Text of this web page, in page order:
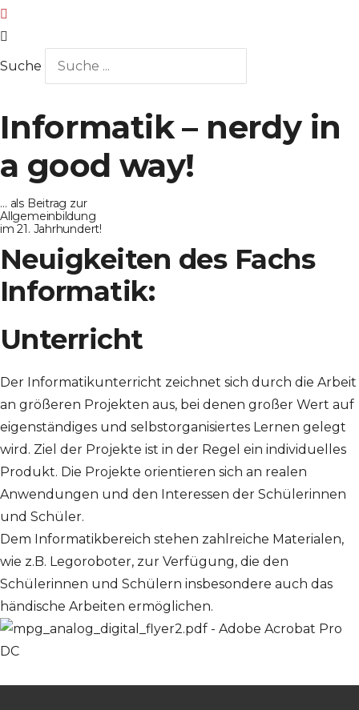
Suche
Informatik – nerdy in
a good way!
… als Beitrag zur
Allgemeinbildung
im 21. Jahrhundert!
Neuigkeiten des Fachs
Informatik:
Unterricht
Der Informatikunterricht zeichnet sich durch die Arbeit
an größeren Projekten aus, bei denen großer Wert auf
eigenständiges und selbstorganisiertes Lernen gelegt
wird. Ziel der Projekte ist in der Regel ein individuelles
Produkt. Die Projekte orientieren sich an realen
Anwendungen und den Interessen der Schülerinnen
und Schüler.
Dem Informatikbereich stehen zahlreiche Materialen,
wie z.B. Legoroboter, zur Verfügung, die den
Schülerinnen und Schülern insbesondere auch das
händische Arbeiten ermöglichen.